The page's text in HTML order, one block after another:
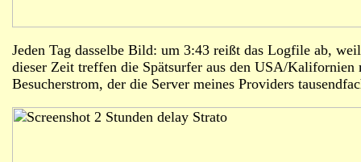
Jeden Tag dasselbe Bild: um 3:43 reißt das Logfile ab,
dieser Zeit treffen die Spätsurfer aus den USA/
Besucherstrom, der die Server meines Providers